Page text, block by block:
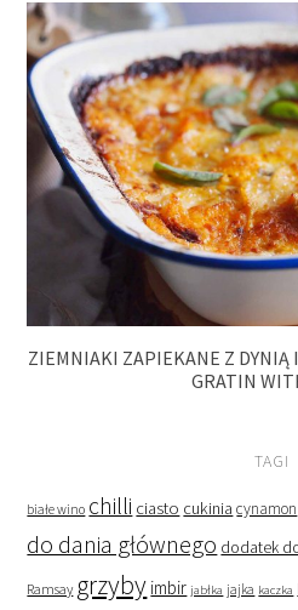
ZIEMNIAKI ZAPIEKANE Z
GRATIN
TAGI
białe wino chilli ciasto cukinia cynamon
do dania głównego dodatek
Ramsay grzyby imbir jabłka jajka kaczka